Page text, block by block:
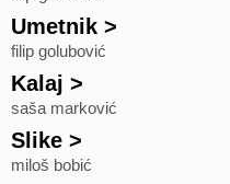
Umetnik >
filip golubović
Kalaj >
saša marković
Slike >
miloš bobić